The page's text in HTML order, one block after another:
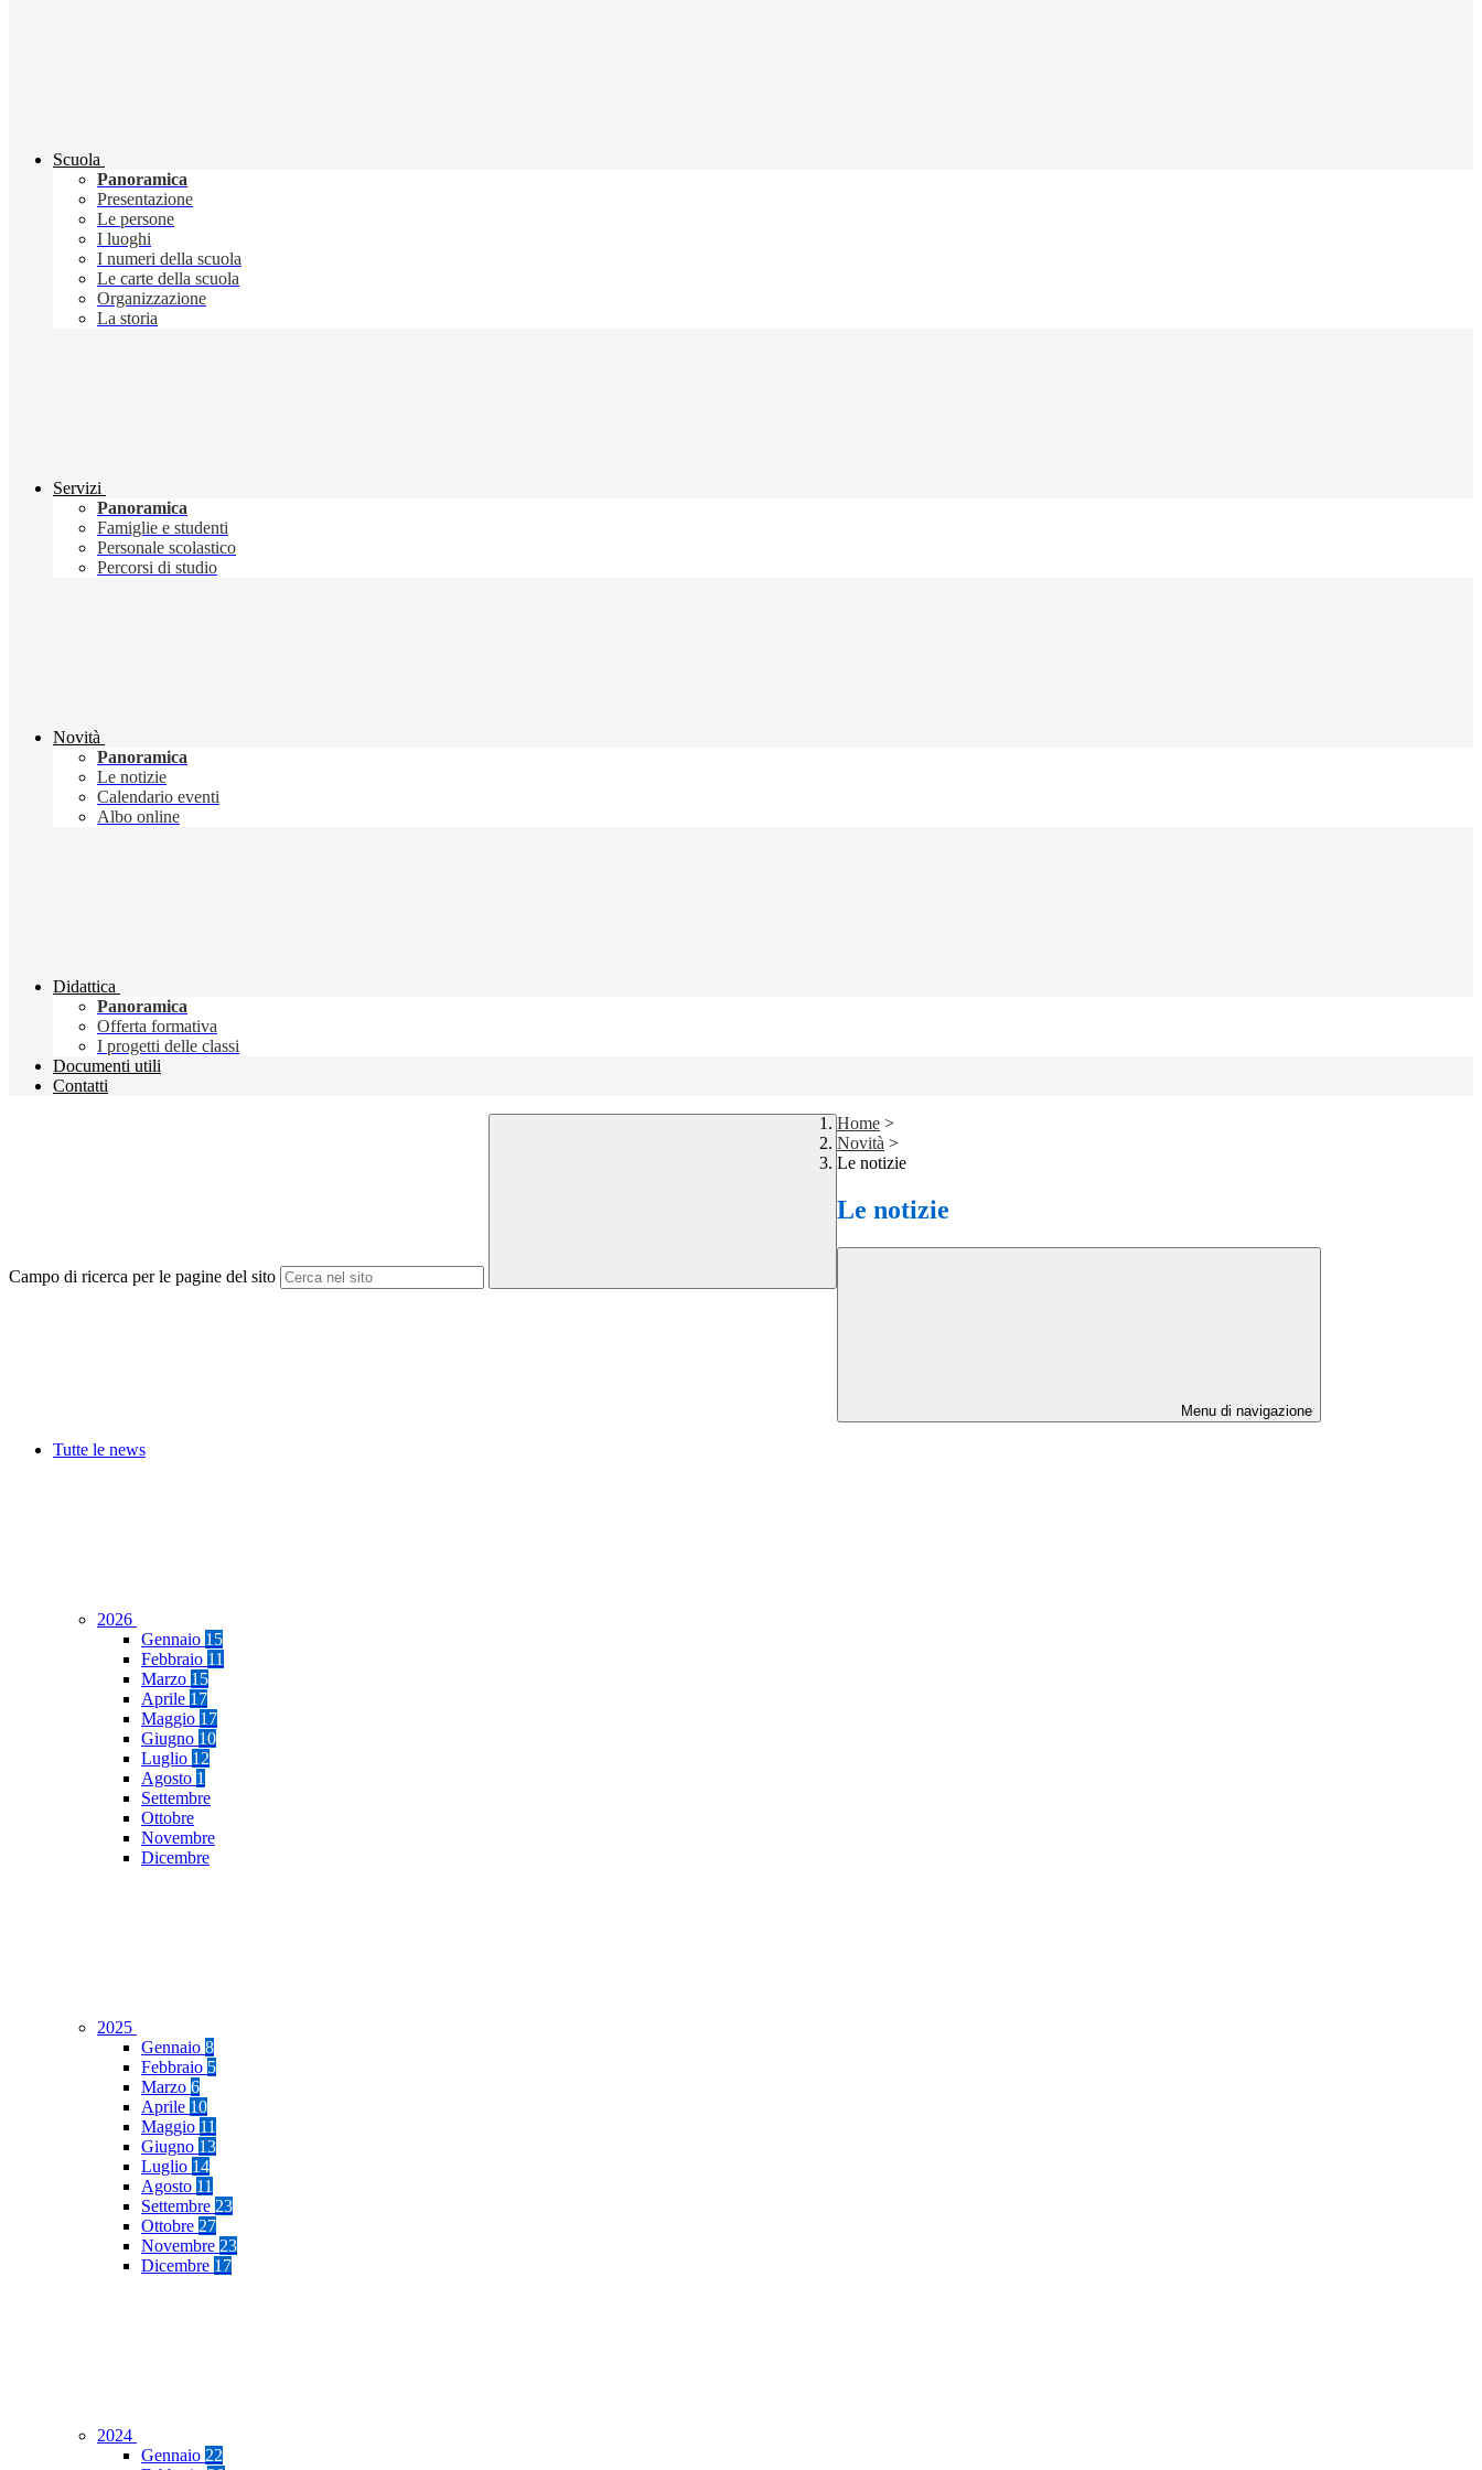
Scuola
Panoramica
Presentazione
Le persone
I luoghi
I numeri della scuola
Le carte della scuola
Organizzazione
La storia
Servizi
Panoramica
Famiglie e studenti
Personale scolastico
Percorsi di studio
Novità
Panoramica
Le notizie
Calendario eventi
Albo online
Didattica
Panoramica
Offerta formativa
I progetti delle classi
Documenti utili
Contatti
Campo di ricerca per le pagine del sito
Home >
Novità >
Le notizie
Le notizie
Menu di navigazione
Tutte le news
2026
Gennaio 15
Febbraio 11
Marzo 15
Aprile 17
Maggio 17
Giugno 10
Luglio 12
Agosto 1
Settembre
Ottobre
Novembre
Dicembre
2025
Gennaio 8
Febbraio 5
Marzo 6
Aprile 10
Maggio 11
Giugno 13
Luglio 14
Agosto 11
Settembre 23
Ottobre 27
Novembre 23
Dicembre 17
2024
Gennaio 22